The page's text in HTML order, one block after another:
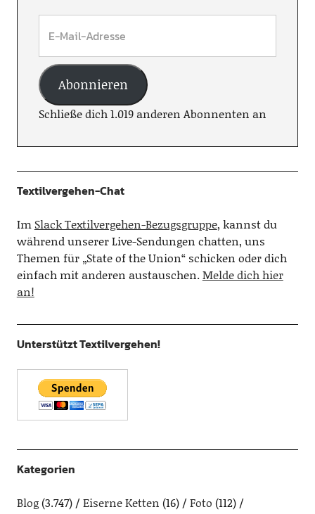
Abonnieren
Schließe dich 1.019 anderen Abonnenten an
Textilvergehen-Chat
Im Slack Textilvergehen-Bezugsgruppe, kannst du
während unserer Live-Sendungen chatten, uns
Themen für „State of the Union“ schicken oder dich
einfach mit anderen austauschen.Melde dich hier
an!
Unterstützt Textilvergehen!
Kategorien
Blog(3.747) Eiserne Ketten (16) Foto (112)